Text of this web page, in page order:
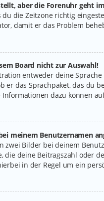
aber die Forenuhr geht
die Zeitzone richtig
damit er das Problem
Board nicht zur Auswahl!
entweder deine
er das Sprachpaket, das du
dazu können
meinem Benutzernamen
zwei Bilder bei deinem
die deine Beitragszahl oder
in der Regel um ein